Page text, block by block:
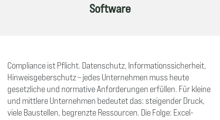
Software
Compliance ist Pflicht. Datenschutz, Informationssicherheit,
Hinweisgeberschutz – jedes Unternehmen muss heute
gesetzliche und normative Anforderungen erfüllen. Für kleine
und mittlere Unternehmen bedeutet das: steigender Druck,
viele Baustellen, begrenzte Ressourcen. Die Folge: Excel-